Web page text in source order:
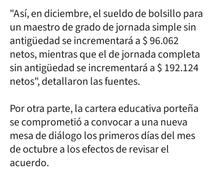
"Así, en diciembre, el sueldo de bolsillo para
un maestro de grado de jornada simple sin
antigüedad se incrementará a $ 96.062
netos, mientras que el de jornada completa
sin antigüedad se incrementará a $ 192.124
netos", detallaron las fuentes.
Por otra parte, la cartera educativa porteña
se comprometió a convocar a una nueva
mesa de diálogo los primeros días del mes
de octubre a los efectos de revisar el
acuerdo.